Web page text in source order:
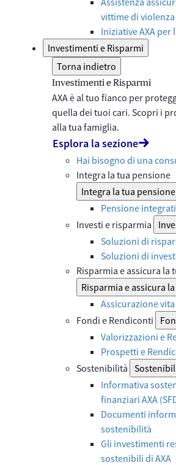
vittime di
Iniziative AXA per
Investimenti e Risparmi
Torna indietro
Investimenti e Risparmi
AXA è al tuo fianco per
quella dei tuoi cari. Scopri i
alla tua famiglia.
Esplora la sezione
Hai bisogno di una
Integra la tua pensione
Integra la tua pensione
Pensione
Investi e risparmia
Soluzioni di
Soluzioni di
Risparmia e assicura la
Risparmia e assicura
Assicurazione
Fondi e Rendiconti
Valorizzazioni e
Prospetti e
Sostenibilità
Informativa
finanziari AXA
Documenti
sostenibilità
Gli investimenti
sostenibili di AXA